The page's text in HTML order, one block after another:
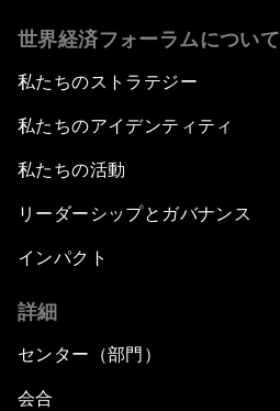
世界経済フォーラムについて
私たちのストラテジー
私たちのアイデンティティ
私たちの活動
リーダーシップとガバナンス
インパクト
詳細
センター（部門）
会合